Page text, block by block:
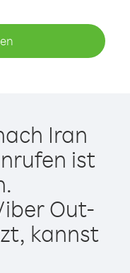
Iran
ist
Out-
kannst